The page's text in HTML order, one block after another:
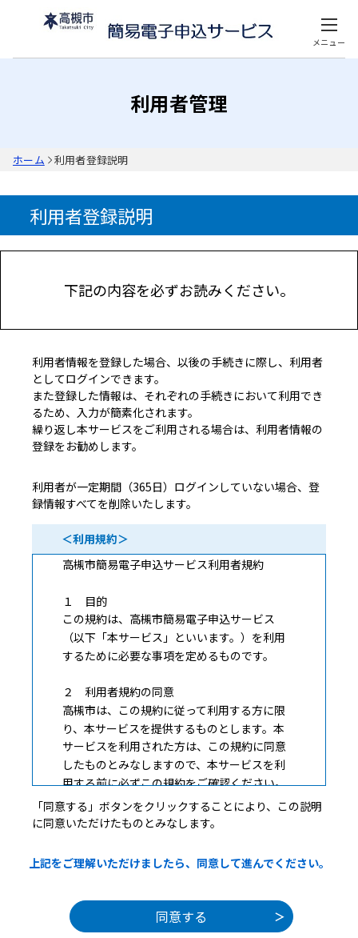
メニュー
利用者管理
ホーム 利用者登録説明
利用者登録説明
下記の内容を必ずお読みください。
利用者情報を登録した場合、以後の手続きに際し、利用者
としてログインできます。
また登録した情報は、それぞれの手続きにおいて利用でき
るため、入力が簡素化されます。
繰り返し本サービスをご利用される場合は、利用者情報の
登録をお勧めします。
利用者が一定期間（365日）ログインしていない場合、登
録情報すべてを削除いたします。
＜利用規約＞
高槻市簡易電子申込サービス利用者規約
１ 目的
この規約は、高槻市簡易電子申込サービス
（以下「本サービス」といいます。）を利用
するために必要な事項を定めるものです。
２ 利用者規約の同意
高槻市は、この規約に従って利用する方に限
り、本サービスを提供するものとします。本
サービスを利用された方は、この規約に同意
したものとみなしますので、本サービスを利
用する前に必ずこの規約をご確認ください。
３ 利用者ＩＤ及びパスワード等の管理
いいます。）は、本サービスの利用時に設
定、又は発行する利用者ＩＤ、整理番号、パ
に管理しなければなりません。
「同意する」ボタンをクリックすることにより、この説明
に同意いただけたものとみなします。
上記をご理解いただけましたら、同意して進んでください。